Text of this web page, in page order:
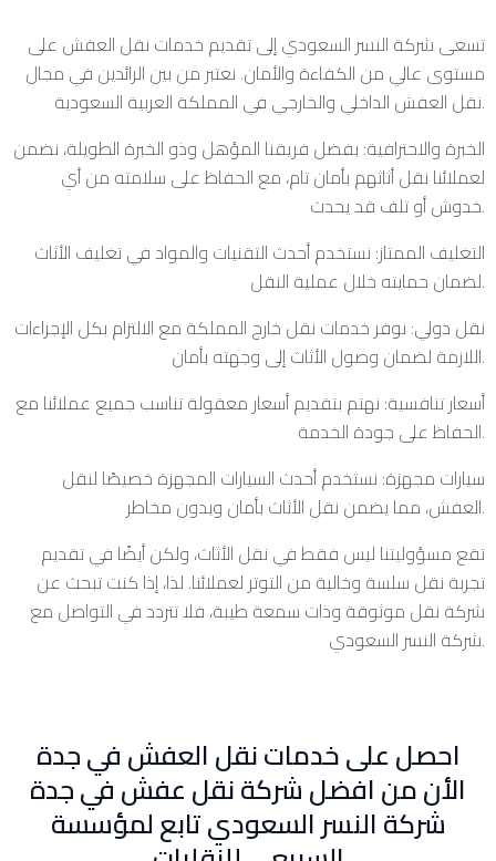
تسعى شركة النسر السعودي إلى تقديم خدمات نقل العفش على
مستوى عالي من الكفاءة والأمان. نعتبر من بين الرائدين في مجال
نقل العفش الداخلي والخارجي في المملكة العربية السعودية.
الخبرة والاحترافية: بفضل فريقنا المؤهل وذو الخبرة الطويلة، نضمن
لعملائنا نقل أثاثهم بأمان تام، مع الحفاظ على سلامته من أي
خدوش أو تلف قد يحدث.
التغليف الممتاز: نستخدم أحدث التقنيات والمواد في تغليف الأثاث
لضمان حمايته خلال عملية النقل.
نقل دولي: نوفر خدمات نقل خارج المملكة مع الالتزام بكل الإجراءات
اللازمة لضمان وصول الأثاث إلى وجهته بأمان.
أسعار تنافسية: نهتم بتقديم أسعار معقولة تناسب جميع عملائنا مع
الحفاظ على جودة الخدمة.
سيارات مجهزة: نستخدم أحدث السيارات المجهزة خصيصًا لنقل
العفش، مما يضمن نقل الأثاث بأمان وبدون مخاطر.
تقع مسؤوليتنا ليس فقط في نقل الأثاث، ولكن أيضًا في تقديم
تجربة نقل سلسة وخالية من التوتر لعملائنا. لذا، إذا كنت تبحث عن
شركة نقل موثوقة وذات سمعة طيبة، فلا تتردد في التواصل مع
شركة النسر السعودي.
احصل على خدمات نقل العفش في جدة
الأن من افضل شركة نقل عفش في جدة
شركة النسر السعودي تابع لمؤسسة